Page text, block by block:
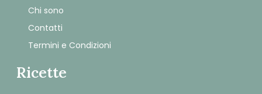
Chi sono
Contatti
Termini e Condizioni
Ricette